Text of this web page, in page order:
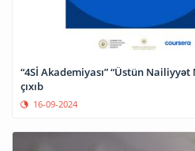
“4Sİ Akademiyası” “Üstün
çıxıb
16-09-2024